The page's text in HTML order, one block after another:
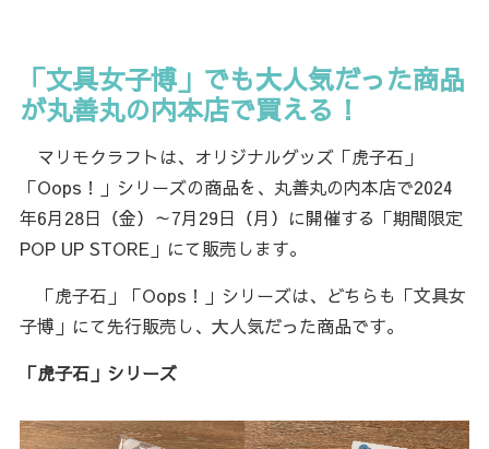
「文具女子博」でも大人気だった商品
が丸善丸の内本店で買える！
マリモクラフトは、オリジナルグッズ「虎子石」
「Oops！」シリーズの商品を、丸善丸の内本店で2024
年6月28日（金）～7月29日（月）に開催する「期間限定
POP UP STORE」にて販売します。
「虎子石」「Oops！」シリーズは、どちらも「文具女
子博」にて先行販売し、大人気だった商品です。
「虎子石」シリーズ